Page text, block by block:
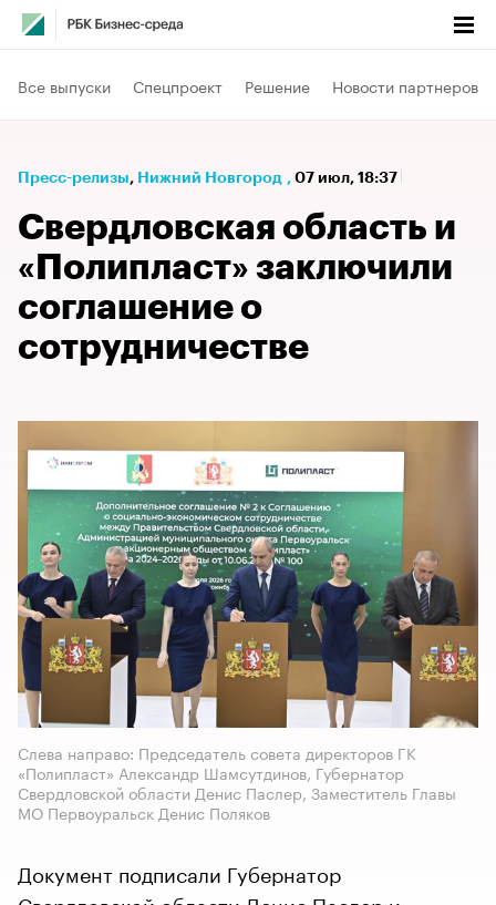
Все выпуски Спецпроект Решение Новости партнеров
Пресс-релизы⁠, Нижний Новгород , 07 июл, 18:37
Свердловская область и
«Полипласт» заключили
соглашение о
сотрудничестве
Слева направо: Председатель совета директоров ГК
«Полипласт» Александр Шамсутдинов, Губернатор
Свердловской области Денис Паслер, Заместитель Главы
МО Первоуральск Денис Поляков
Документ подписали Губернатор